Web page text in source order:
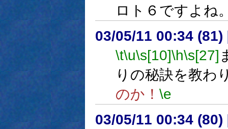
ロト６ですよね
03/05/11 00:34 (81)
\t\u\s[10]\h\s[27]
りの秘訣を教わ
のか！ \e
03/05/11 00:34 (80)